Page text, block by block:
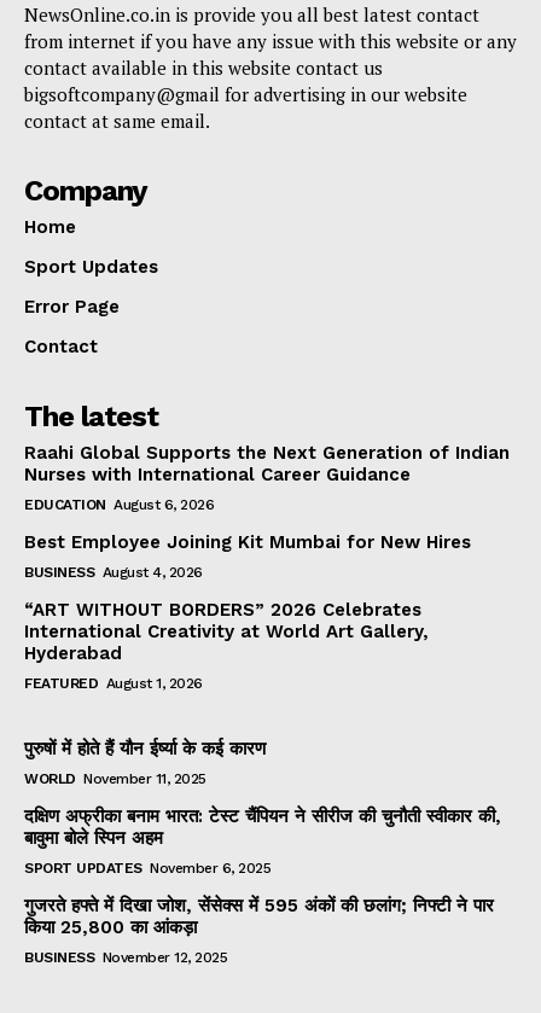
NewsOnline.co.in is provide you all best latest contact
from internet if you have any issue with this website or any
contact available in this website contact us
bigsoftcompany@gmail for advertising in our website
contact at same email.
Company
Home
Sport Updates
Error Page
Contact
The latest
Raahi Global Supports the Next Generation of Indian
Nurses with International Career Guidance
EDUCATION August 6, 2026
Best Employee Joining Kit Mumbai for New Hires
BUSINESS August 4, 2026
“ART WITHOUT BORDERS” 2026 Celebrates
International Creativity at World Art Gallery,
Hyderabad
FEATURED August 1, 2026
पुरुषों में होते हैं यौन ईर्ष्या के कई कारण
WORLD November 11, 2025
दक्षिण अफ्रीका बनाम भारत: टेस्ट चैंपियन ने सीरीज की चुनौती स्वीकार की,
बावुमा बोले स्पिन अहम
SPORT UPDATES November 6, 2025
गुजरते हफ्ते में दिखा जोश, सेंसेक्स में 595 अंकों की छलांग; निफ्टी ने पार
किया 25,800 का आंकड़ा
BUSINESS November 12, 2025